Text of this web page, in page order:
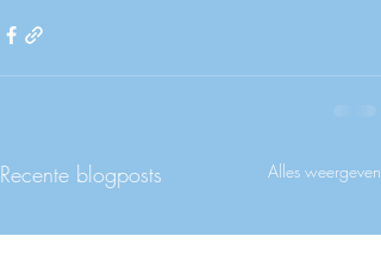
Recente blogposts Alles weergeven